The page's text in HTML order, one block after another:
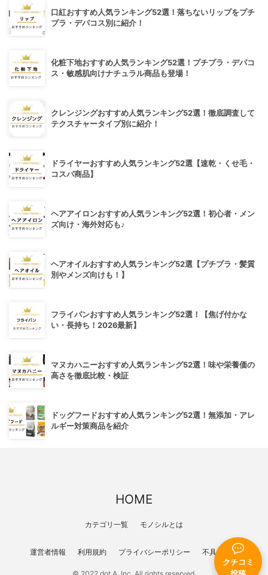
クチコミ
口紅おすすめ人気ランキング52選！落ちないリップをプチ
プラ・デパコス別に紹介！
化粧下地おすすめ人気ランキング52選！プチプラ・デパコ
ス・敏感肌向けナチュラル商品も登場！
クレンジングおすすめ人気ランキング52選！徹底調査して
テクスチャータイプ別に紹介！
ドライヤーおすすめ人気ランキング52選【速乾・くせ毛・
コスパ商品】
ヘアアイロンおすすめ人気ランキング52選！初心者・メン
ズ向け・海外対応も♪
ヘアオイルおすすめ人気ランキング52選【プチプラ・髪質
別やメンズ向けも！】
フライパンおすすめ人気ランキング52選！【焦げ付かな
い・長持ち！2026最新】
マヌカハニーおすすめ人気ランキング52選！味や栄養価の
高さを徹底比較・検証
ドッグフードおすすめ人気ランキング52選！無添加・アレ
ルギー対策商品を紹介
HOME
カテゴリ一覧 モノシルとは
運営者情報 利用規約 プライバシーポリシー 不具合報告